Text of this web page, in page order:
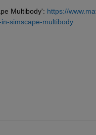
Multibody': https://
simscape-multibody